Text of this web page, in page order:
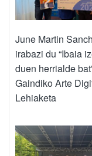
June Martin
irabazi du “Ibaia
duen herrialde
Gaindiko Arte
Lehiaketa